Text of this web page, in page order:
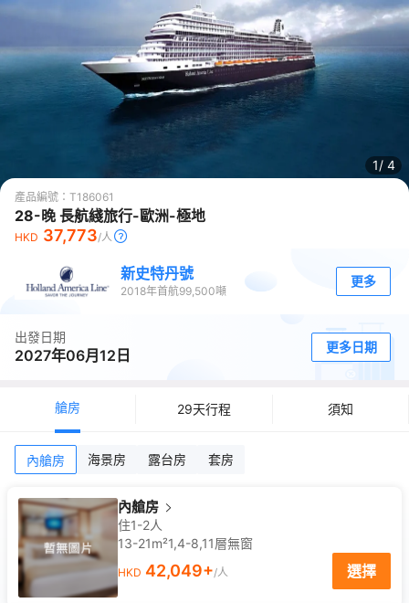
1/ 4
產品編號： T186061
28-晚 長航綫旅行-歐洲-極地
HKD 37,773/人
新史特丹號
2018年首航99,500噸
更多
出發日期
2027年06月12日 更多日期
艙房 29天行程 須知
內艙房 海景房 露台房 套房
內艙房
住1-2人
13-21m²1,4-8,11層無窗
HKD 42,049+/人 選擇